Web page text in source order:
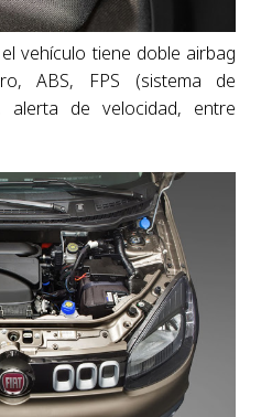
vehículo tiene doble airbag
ABS, FPS (sistema de
alerta de velocidad, entre